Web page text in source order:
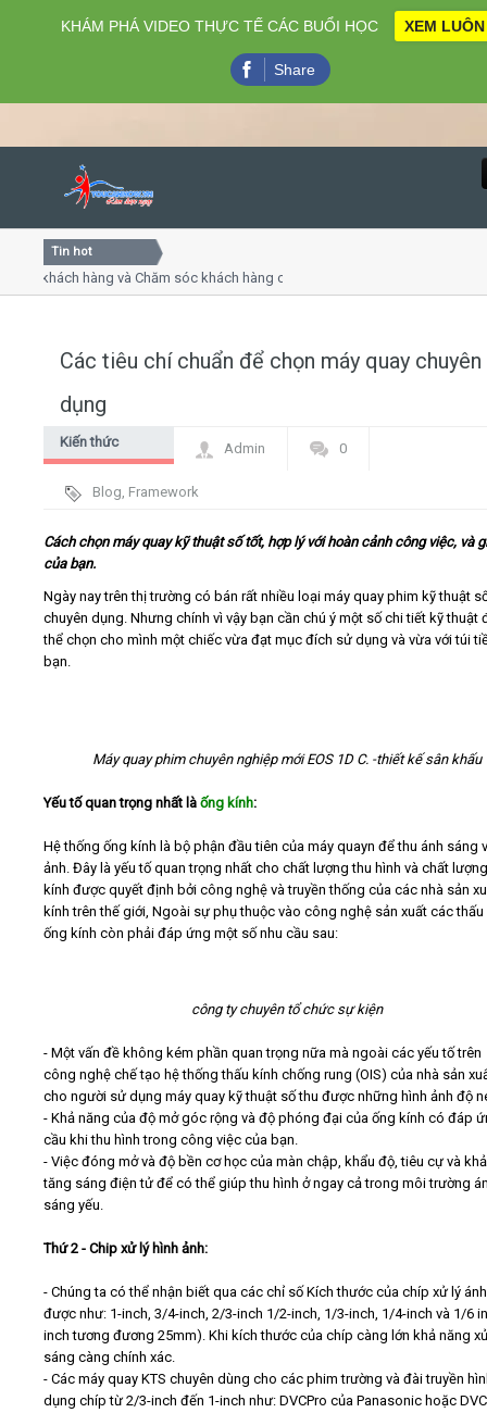
Close
Home
Video
Kiến thức
Liên hệ - Đăng ký
Tìm kiếm
Tin hot
hàng và Chăm sóc khách hàng chuyên nghiệp
Các tiêu chí chuẩn để chọn máy quay chuyên
dụng
Kiến thức
Admin 0
Blog, Framework
Cách chọn máy quay kỹ thuật số tốt, hợp lý với hoàn cảnh công việc, và
của bạn.
Ngày nay trên thị trường có bán rất nhiều loại máy quay phim kỹ thuật
chuyên dụng. Nhưng chính vì vậy bạn cần chú ý một số chi tiết kỹ thuật
thể chọn cho mình một chiếc vừa đạt mục đích sử dụng và vừa với túi
bạn.
Máy quay phim chuyên nghiệp mới EOS 1D C. -thiết kế sân khấu
Yếu tố quan trọng nhất là ống kính:
Hệ thống ống kính là bộ phận đầu tiên của máy quayn để thu ánh sáng
ảnh. Đây là yếu tố quan trọng nhất cho chất lượng thu hình và chất
kính được quyết định bởi công nghệ và truyền thống của các nhà sản
kính trên thế giới, Ngoài sự phụ thuộc vào công nghệ sản xuất các thấu
ống kính còn phải đáp ứng một số nhu cầu sau:
công ty chuyên tổ chức sự kiện
- Một vấn đề không kém phần quan trọng nữa mà ngoài các yếu tố
công nghệ chế tạo hệ thống thấu kính chống rung (OIS) của nhà sản
cho người sử dụng máy quay kỹ thuật số thu được những hình ảnh độ
- Khả năng của độ mở góc rộng và độ phóng đại của ống kính có đáp
cầu khi thu hình trong công việc của bạn.
- Việc đóng mở và độ bền cơ học của màn chập, khẩu độ, tiêu cự và
tăng sáng điện tử để có thể giúp thu hình ở ngay cả trong môi trường
sáng yếu.
Thứ 2 - Chip xử lý hình ảnh:
- Chúng ta có thể nhận biết qua các chỉ số Kích thước của chíp xử lý
được như: 1-inch, 3/4-inch, 2/3-inch 1/2-inch, 1/3-inch, 1/4-inch và 1/6
inch tương đương 25mm). Khi kích thước của chíp càng lớn khả năng
sáng càng chính xác.
- Các máy quay KTS chuyên dùng cho các phim trường và đài truyền
dụng chíp từ 2/3-inch đến 1-inch như: DVCPro của Panasonic hoặc
KHÁM PHÁ VIDEO THỰC TẾ CÁC BUỔI HỌC XEM LUÔN
Share